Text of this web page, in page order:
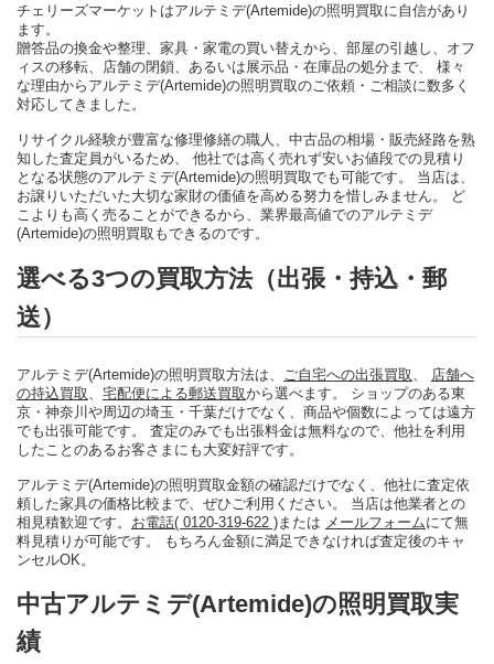
チェリーズマーケットはアルテミデ(Artemide)の照明買取に自信があり
ます。
贈答品の換金や整理、家具・家電の買い替えから、部屋の引越し、オフ
ィスの移転、店舗の閉鎖、あるいは展示品・在庫品の処分まで、 様々
な理由からアルテミデ(Artemide)の照明買取のご依頼・ご相談に数多く
対応してきました。
リサイクル経験が豊富な修理修繕の職人、中古品の相場・販売経路を熟
知した査定員がいるため、 他社では高く売れず安いお値段での見積り
となる状態のアルテミデ(Artemide)の照明買取でも可能です。 当店は、
お譲りいただいた大切な家財の価値を高める努力を惜しみません。 ど
こよりも高く売ることができるから、業界最高値でのアルテミデ
(Artemide)の照明買取もできるのです。
選べる3つの買取方法（出張・持込・郵
送）
アルテミデ(Artemide)の照明買取方法は、 ご自宅への出張買取
店舗へ
の持込買取
宅配便による郵送買取から選べます。 ショップのある東
京・神奈川や周辺の埼玉・千葉だけでなく、商品や個数によっては遠方
でも出張可能です。 査定のみでも出張料金は無料なので、他社を利用
したことのあるお客さまにも大変好評です。
アルテミデ(Artemide)の照明買取金額の確認だけでなく、他社に査定依
頼した家具の価格比較まで、ぜひご利用ください。 当店は他業者との
相見積歓迎です。 お電話( 0120-319-622 ) または メールフォームにて無
料見積りが可能です。 もちろん金額に満足できなければ査定後のキャ
ンセルOK。
中古アルテミデ(Artemide)の照明買取実
績